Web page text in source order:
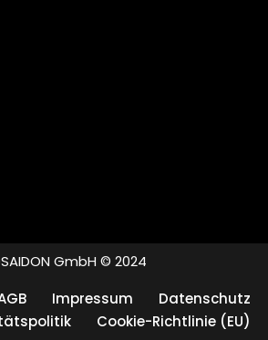
GmbH © 2024
Impressum
Datenschutz
Cookie-Richtlinie (EU)